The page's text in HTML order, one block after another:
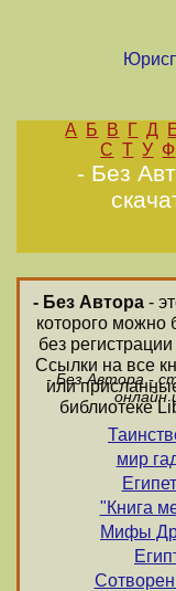
А Б В Г Д
С Т У Ф
- Без
- Без Автора -
которого можно
без
Ссылки на все
или
библиотеке
- Без Автора -
онлайн
мир
"Книга
Мифы